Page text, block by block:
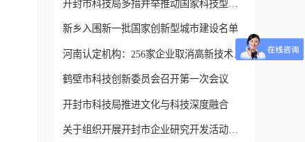
新乡入围新一批国家创新型城市建设名单
河南认定机构：256家企业取消高新技术企业资格!
鹤壁市科技创新委员会召开第一次会议
开封市科技局推进文化与科技深度融合
关于组织开展开封市企业研究开发活动统计培训的通知